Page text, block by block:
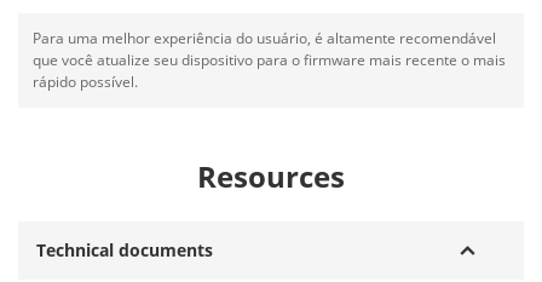
Para uma melhor experiência do usuário, é altamente recomendável
que você atualize seu dispositivo para o firmware mais recente o mais
rápido possível.
Resources
Technical documents